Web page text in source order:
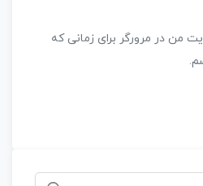
من در مرورگر برای زمانی که